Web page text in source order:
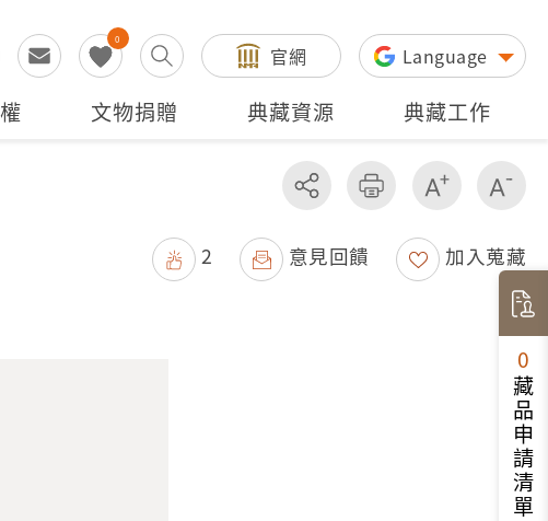
0
官網 Language
文物捐贈 典藏資源 典藏工作
分享 友善列印 增加字級
2 意見回饋 加入蒐藏
0
藏品申請清單